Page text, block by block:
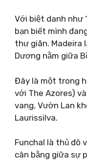
Với biệt danh như
bạn biết mình
thư giãn. Madeira
Dương nằm giữa
Đây là một trong
với The Azores)
vang, Vườn Lan
Laurissilva.
Funchal là thủ đô
cân bằng giữa sự